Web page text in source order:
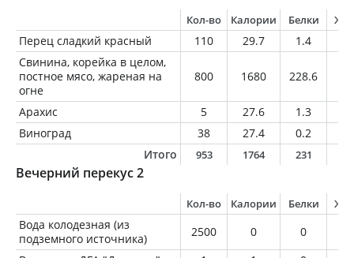
Кол-во Калории Белки
Перец сладкий красный 110 29.7 1.4
Свинина, корейка в целом,
постное мясо, жареная на
огне
800 1680 228.6
Арахис 5 27.6 1.3
Виноград
38 27.4 0.2
Итого
953 1764 231
Вечерний перекус 2
Кол-во Калории Белки
Вода колодезная (из
подземного источника)
2500 0 0